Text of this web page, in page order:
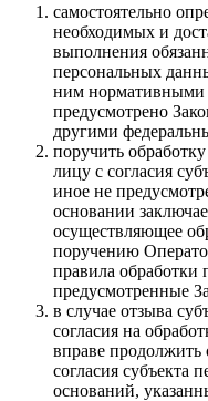
самостоятельно
необходимых и
выполнения
персональных
ним нормативными
предусмотрено
другими
поручить
лицу с согласия
иное не
основании
осуществляющее
поручению
правила обработки
предусмотренные
в случае отзыва
согласия на
вправе продолжить
согласия субъекта
оснований,